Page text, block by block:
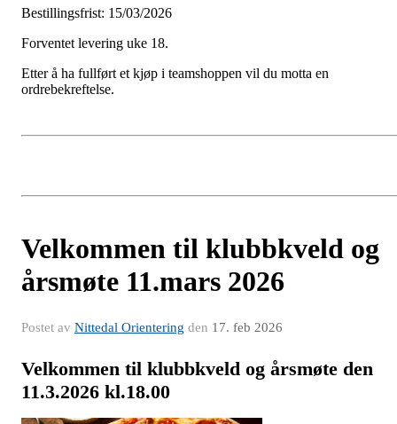
Bestillingsfrist: 15/03/2026
Forventet levering uke 18.
Etter å ha fullført et kjøp i teamshoppen vil du motta en
ordrebekreftelse.
Velkommen til klubbkveld og
årsmøte 11.mars 2026
Postet av Nittedal Orientering den 17. feb 2026
Velkommen til klubbkveld og årsmøte den
11.3.2026 kl.18.00